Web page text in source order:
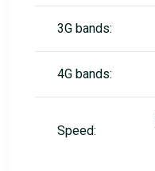
3G bands:
4G bands:
Speed: